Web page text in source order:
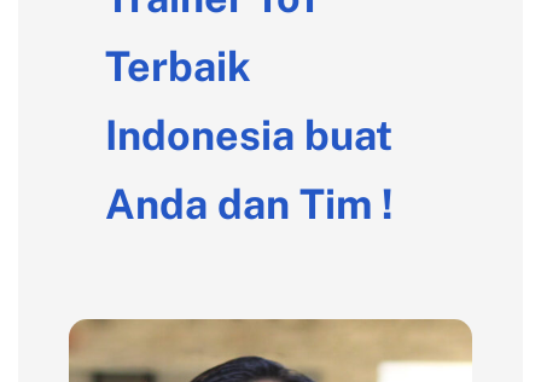
Terbaik
Indonesia buat
Anda dan Tim !